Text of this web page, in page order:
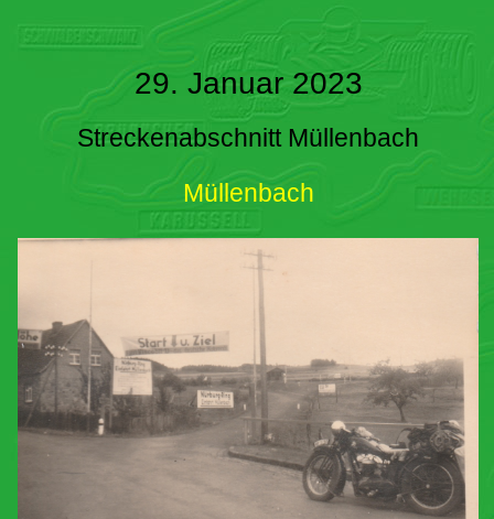
29. Januar 2023
Streckenabschnitt Müllenbach
Müllenbach